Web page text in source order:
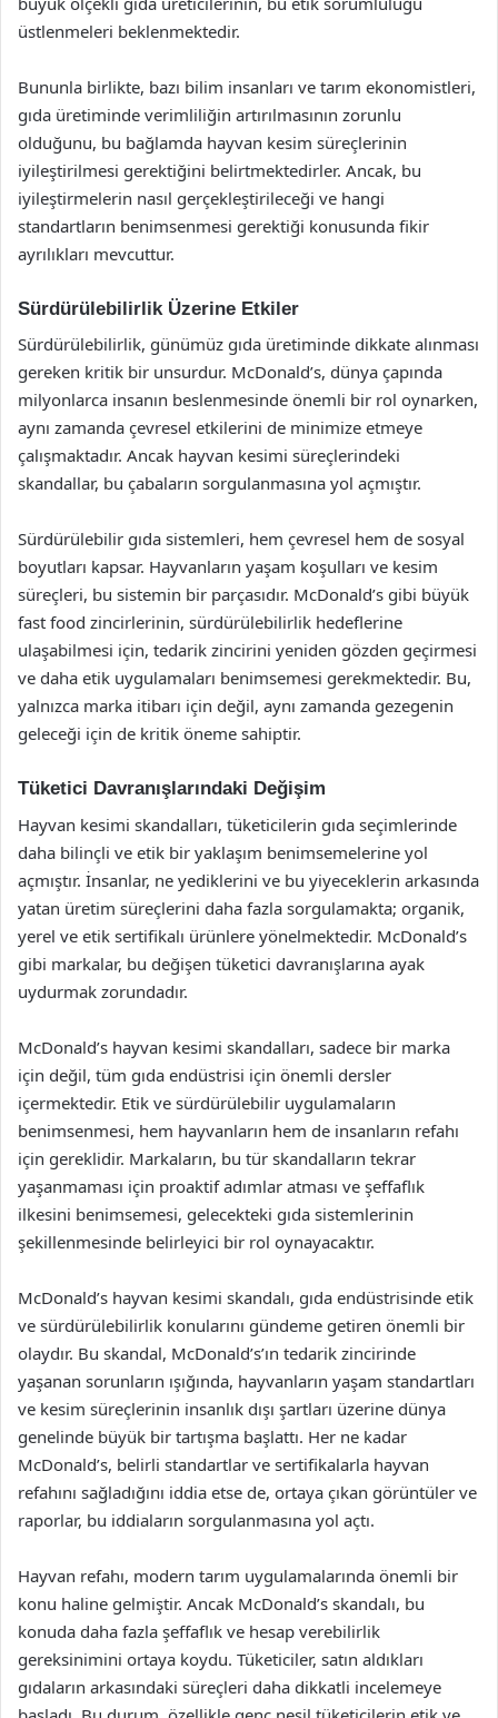
üstlenmeleri beklenmektedir.
Bununla birlikte, bazı bilim insanları ve tarım ekonomistleri,
gıda üretiminde verimliliğin artırılmasının zorunlu
olduğunu, bu bağlamda hayvan kesim süreçlerinin
iyileştirilmesi gerektiğini belirtmektedirler. Ancak, bu
iyileştirmelerin nasıl gerçekleştirileceği ve hangi
standartların benimsenmesi gerektiği konusunda fikir
ayrılıkları mevcuttur.
Sürdürülebilirlik Üzerine Etkiler
Sürdürülebilirlik, günümüz gıda üretiminde dikkate alınması
gereken kritik bir unsurdur. McDonald’s, dünya çapında
milyonlarca insanın beslenmesinde önemli bir rol oynarken,
aynı zamanda çevresel etkilerini de minimize etmeye
çalışmaktadır. Ancak hayvan kesimi süreçlerindeki
skandallar, bu çabaların sorgulanmasına yol açmıştır.
Sürdürülebilir gıda sistemleri, hem çevresel hem de sosyal
boyutları kapsar. Hayvanların yaşam koşulları ve kesim
süreçleri, bu sistemin bir parçasıdır. McDonald’s gibi büyük
fast food zincirlerinin, sürdürülebilirlik hedeflerine
ulaşabilmesi için, tedarik zincirini yeniden gözden geçirmesi
ve daha etik uygulamaları benimsemesi gerekmektedir. Bu,
yalnızca marka itibarı için değil, aynı zamanda gezegenin
geleceği için de kritik öneme sahiptir.
Tüketici Davranışlarındaki Değişim
Hayvan kesimi skandalları, tüketicilerin gıda seçimlerinde
daha bilinçli ve etik bir yaklaşım benimsemelerine yol
açmıştır. İnsanlar, ne yediklerini ve bu yiyeceklerin arkasında
yatan üretim süreçlerini daha fazla sorgulamakta; organik,
yerel ve etik sertifikalı ürünlere yönelmektedir. McDonald’s
gibi markalar, bu değişen tüketici davranışlarına ayak
uydurmak zorundadır.
McDonald’s hayvan kesimi skandalları, sadece bir marka
için değil, tüm gıda endüstrisi için önemli dersler
içermektedir. Etik ve sürdürülebilir uygulamaların
benimsenmesi, hem hayvanların hem de insanların refahı
için gereklidir. Markaların, bu tür skandalların tekrar
yaşanmaması için proaktif adımlar atması ve şeffaflık
ilkesini benimsemesi, gelecekteki gıda sistemlerinin
şekillenmesinde belirleyici bir rol oynayacaktır.
McDonald’s hayvan kesimi skandalı, gıda endüstrisinde etik
ve sürdürülebilirlik konularını gündeme getiren önemli bir
olaydır. Bu skandal, McDonald’s’ın tedarik zincirinde
yaşanan sorunların ışığında, hayvanların yaşam standartları
ve kesim süreçlerinin insanlık dışı şartları üzerine dünya
genelinde büyük bir tartışma başlattı. Her ne kadar
McDonald’s, belirli standartlar ve sertifikalarla hayvan
refahını sağladığını iddia etse de, ortaya çıkan görüntüler ve
raporlar, bu iddiaların sorgulanmasına yol açtı.
Hayvan refahı, modern tarım uygulamalarında önemli bir
konu haline gelmiştir. Ancak McDonald’s skandalı, bu
konuda daha fazla şeffaflık ve hesap verebilirlik
gereksinimini ortaya koydu. Tüketiciler, satın aldıkları
gıdaların arkasındaki süreçleri daha dikkatli incelemeye